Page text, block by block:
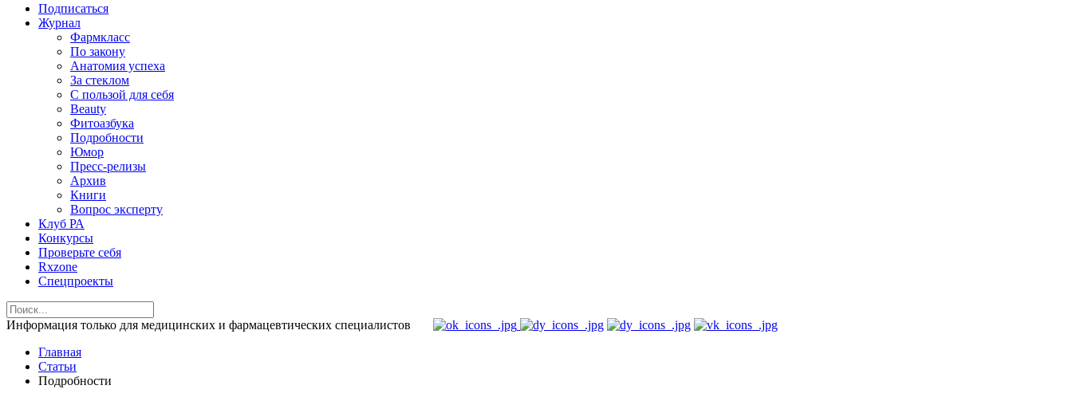
Подписаться
Журнал
Фармкласс
По закону
Анатомия успеха
За стеклом
С пользой для себя
Beauty
Фитоазбука
Подробности
Юмор
Пресс-релизы
Архив
Книги
Вопрос эксперту
Клуб РА
Конкурсы
Проверьте себя
Rxzone
Спецпроекты
Информация только для медицинских и фармацевтических специалистов
Главная
Статьи
Подробности